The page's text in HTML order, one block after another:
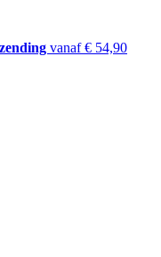
vanaf € 54,90